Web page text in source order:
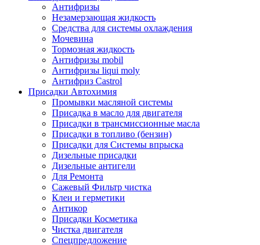
Антифризы
Незамерзающая жидкость
Средства для системы охлаждения
Мочевина
Тормозная жидкость
Антифризы mobil
Антифризы liqui moly
Антифриз Castrol
Присадки Автохимия
Промывки масляной системы
Присадка в масло для двигателя
Присадки в трансмиссионные масла
Присадки в топливо (бензин)
Присадки для Системы впрыска
Дизельные присадки
Дизельные антигели
Для Ремонта
Сажевый Фильтр чистка
Клеи и герметики
Антикор
Присадки Косметика
Чистка двигателя
Спецпредложение